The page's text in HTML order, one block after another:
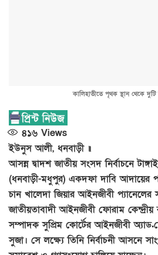
কালিহাতীতে পৃথক স্থান থেকে দুটি
৪১৬ Views
ইউনুস আলী, ধনবাড়ী ॥
আসন্ন দ্বাদশ জাতীয় সংসদ নির্বাচনে
(ধনবাড়ী-মধুপুর) একদফা দাবি আদায়ের
চান খালেদা জিয়ার আইনজীবী প্যানেলের
জাতীয়তাবাদী আইনজীবী ফোরাম কেন্দ্রীয়
সম্পাদক সুপ্রিম কোর্টের আইনজীবী
সুজা। সে লক্ষ্যে তিনি নির্বাচনী আসনে